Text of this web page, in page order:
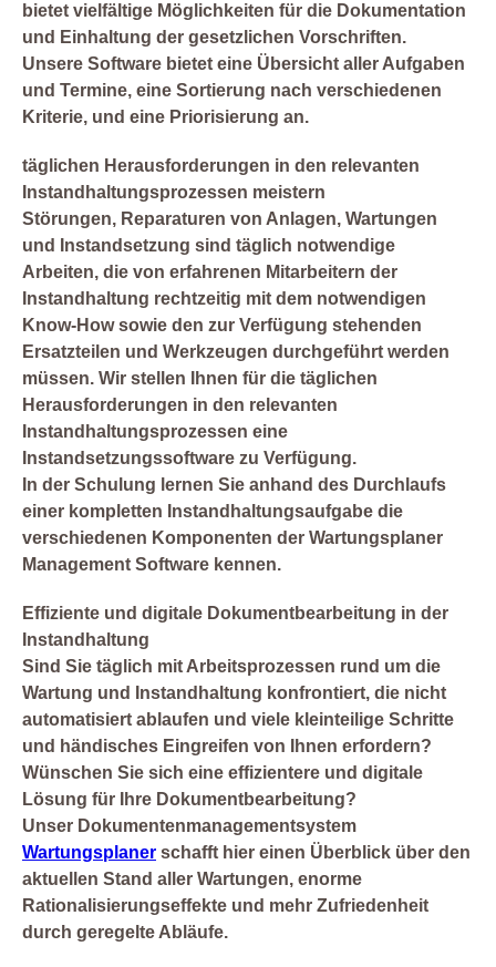
bietet vielfältige Möglichkeiten für die Dokumentation
und Einhaltung der gesetzlichen Vorschriften.
Unsere Software bietet eine Übersicht aller Aufgaben
und Termine, eine Sortierung nach verschiedenen
Kriterie, und eine Priorisierung an.
täglichen Herausforderungen in den relevanten
Instandhaltungsprozessen meistern
Störungen, Reparaturen von Anlagen, Wartungen
und Instandsetzung sind täglich notwendige
Arbeiten, die von erfahrenen Mitarbeitern der
Instandhaltung rechtzeitig mit dem notwendigen
Know-How sowie den zur Verfügung stehenden
Ersatzteilen und Werkzeugen durchgeführt werden
müssen. Wir stellen Ihnen für die täglichen
Herausforderungen in den relevanten
Instandhaltungsprozessen eine
Instandsetzungssoftware zu Verfügung.
In der Schulung lernen Sie anhand des Durchlaufs
einer kompletten Instandhaltungsaufgabe die
verschiedenen Komponenten der Wartungsplaner
Management Software kennen.
Effiziente und digitale Dokumentbearbeitung in der
Instandhaltung
Sind Sie täglich mit Arbeitsprozessen rund um die
Wartung und Instandhaltung konfrontiert, die nicht
automatisiert ablaufen und viele kleinteilige Schritte
und händisches Eingreifen von Ihnen erfordern?
Wünschen Sie sich eine effizientere und digitale
Lösung für Ihre Dokumentbearbeitung?
Unser Dokumentenmanagementsystem
Wartungsplaner schafft hier einen Überblick über den
aktuellen Stand aller Wartungen, enorme
Rationalisierungseffekte und mehr Zufriedenheit
durch geregelte Abläufe.